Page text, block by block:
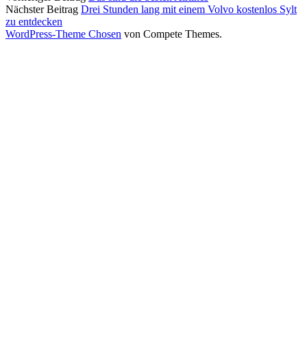
Nächster Beitrag Drei Stunden lang mit einem Volvo kostenlos Sylt
zu entdecken
WordPress-Theme Chosen von Compete Themes.